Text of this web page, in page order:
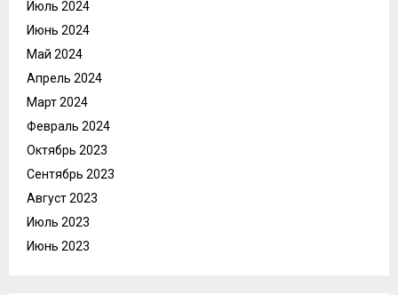
Июль 2024
Июнь 2024
Май 2024
Апрель 2024
Март 2024
Февраль 2024
Октябрь 2023
Сентябрь 2023
Август 2023
Июль 2023
Июнь 2023